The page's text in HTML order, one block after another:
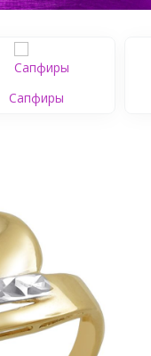
Сапфиры